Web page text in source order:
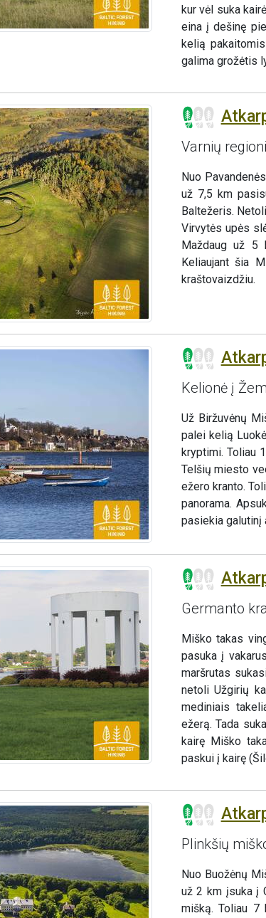
kur vėl suka
eina į dešinę
kelią
galima grožėtis
Varnių
Nuo
už 7,5 km
Baltežeris.
Virvytės upės
Maždaug už 5
Keliaujant šia
kraštovaizdžiu.
Kelionė į
Už Biržuvėnų
palei kelią
kryptimi. Toliau
Telšių miesto
ežero kranto.
panorama.
pasiekia galutinį
Germanto
Miško takas
pasuka į
maršrutas
netoli Užgirių
mediniais
ežerą. Tada
kairę Miško
paskui į kairę
Plinkšių
Nuo Buožėnų
už 2 km įsuka į
mišką. Toliau 7